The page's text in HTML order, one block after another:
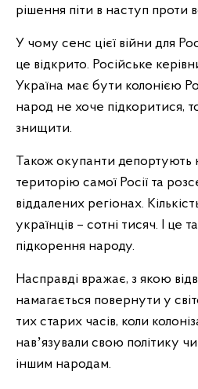
рішення піти в наступ проти
У чому сенс цієї війни для
це відкрито. Російське
Україна має бути колонією
народ не хоче підкоритися,
знищити.
Також окупанти
територію самої Росії та
віддалених регіонах.
українців – сотні тисяч. І це
підкорення народу.
Насправді вражає, з якою
намагається повернути у
тих старих часів, коли
навʼязували свою політику
іншим народам.